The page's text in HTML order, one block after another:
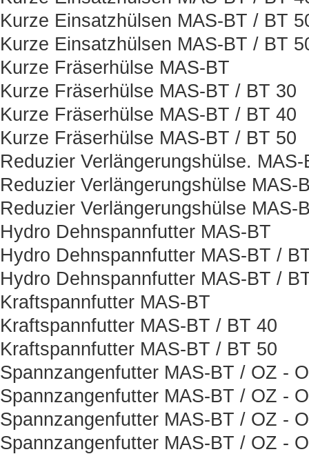
Kurze Einsatzhülsen MAS-BT / BT
Kurze Einsatzhülsen MAS-BT / BT
Kurze Fräserhülse MAS-BT
Kurze Fräserhülse MAS-BT / BT 30
Kurze Fräserhülse MAS-BT / BT 40
Kurze Fräserhülse MAS-BT / BT 50
Reduzier Verlängerungshülse. MAS-
Reduzier Verlängerungshülse MAS-
Reduzier Verlängerungshülse MAS-
Hydro Dehnspannfutter MAS-BT
Hydro Dehnspannfutter MAS-BT /
Hydro Dehnspannfutter MAS-BT /
Kraftspannfutter MAS-BT
Kraftspannfutter MAS-BT / BT 40
Kraftspannfutter MAS-BT / BT 50
Spannzangenfutter MAS-BT / OZ -
Spannzangenfutter MAS-BT / OZ -
Spannzangenfutter MAS-BT / OZ -
Spannzangenfutter MAS-BT / OZ -